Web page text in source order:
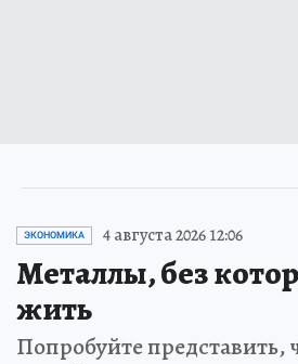
ЭКОНОМИКА 4 августа 2026 12:06
Металлы, без
жить
Попробуйте представить,